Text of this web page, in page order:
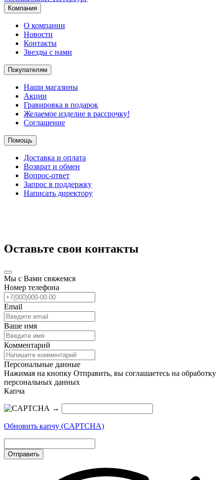
Компания
О компании
Новости
Контакты
Звезды с нами
Покупателям
Наши магазины
Акции
Гравировка в подарок
Желаемое изделие в рассрочку!
Соглашение
Помощь
Доставка и оплата
Возврат и обмен
Вопрос-ответ
Запрос в поддержку
Написать директору
Оставьте свои контакты
Мы с Вами свяжемся
Номер телефона
Email
Ваше имя
Комментарий
Персональные данные
Нажимая на кнопку Отправить, вы соглашаетесь на обработку
персональных данных
Капча
→
Обновить капчу (CAPTCHA)
Отправить